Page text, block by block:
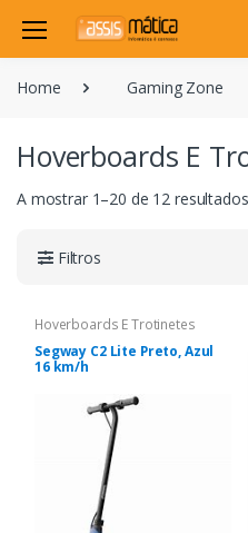
Home Gaming Zone
Hoverboards E
A mostrar 1–20 de 12 resultados
Filtros
Hoverboards E Trotinetes
Segway C2 Lite Preto, Azul
16 km/h